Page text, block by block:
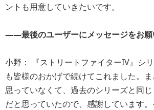
ントも用意していきたいです。
――最後のユーザーにメッセージをお願
小野： 『ストリートファイターIV』シ
も皆様のおかげで続けてこれました。
思っていなくて、過去のシリーズと同
だと思っていたので、感謝しています